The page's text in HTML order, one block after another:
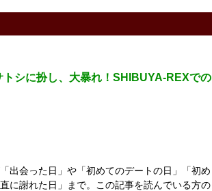
トシに扮し、大暴れ！SHIBUYA-REXでの
出会った日」や「初めてのデートの日」「初め
に謝れた日」まで。この記事を読んでいる方の